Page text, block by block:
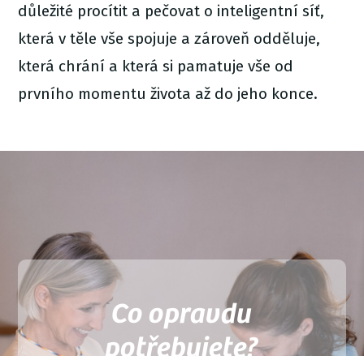
důležité procítit a pečovat o inteligentní síť,
která v těle vše spojuje a zároveň odděluje,
která chrání a která si pamatuje vše od
prvního momentu života až do jeho konce.
Co opravdu